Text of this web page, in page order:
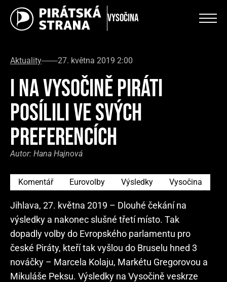
Vysočina
Aktuality 27. května 2019 2:00
I NA VYSOČINĚ PIRÁTI
POSÍLILI VE SVÝCH
PREFERENCÍCH
Autor: Hana Hajnová
Komentář Eurovolby Výsledky Vysočina
Jihlava, 27. května 2019 – Dlouhé čekání na
výsledky a nakonec slušné třetí místo. Tak
dopadly volby do Evropského parlamentu pro
české Piráty, kteří tak vyšlou do Bruselu hned 3
nováčky – Marcela Kolaju, Markétu Gregorovou a
Mikuláše Peksu. Výsledky na Vysočině veskrze